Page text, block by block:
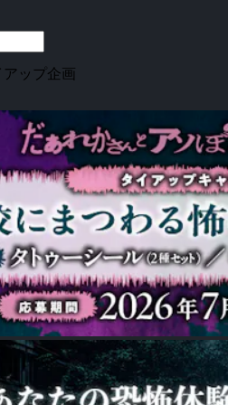
アップ企画